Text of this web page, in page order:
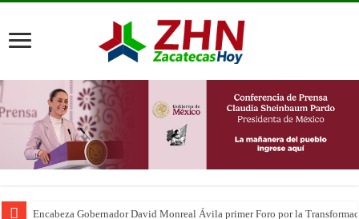
Encabeza Gobernador David Monreal Ávila primer Foro por la